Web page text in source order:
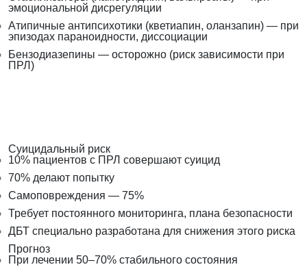
эмоциональной дисрегуляции
Атипичные антипсихотики (кветиапин, оланзапин) — при
эпизодах параноидности, диссоциации
Бензодиазепины — осторожно (риск зависимости при
ПРЛ)
Суицидальный риск
10% пациентов с ПРЛ совершают суицид
70% делают попытку
Самоповреждения — 75%
Требует постоянного мониторинга, плана безопасности
ДБТ специально разработана для снижения этого риска
Прогноз
При лечении 50–70% стабильного состояния